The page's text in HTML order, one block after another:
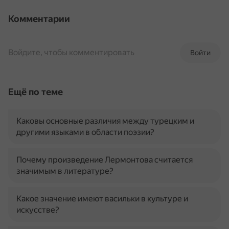
Комментарии
Войти
Войдите, чтобы комментировать
Ещё по теме
Каковы основные различия между турецким и
другими языками в области поэзии?
Почему произведение Лермонтова считается
значимым в литературе?
Какое значение имеют васильки в культуре и
искусстве?